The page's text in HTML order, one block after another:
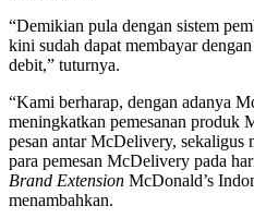
“Demikian pula dengan sistem
kini sudah dapat membayar
debit,” tuturnya.
“Kami berharap, dengan adanya
meningkatkan pemesanan produk
pesan antar McDelivery, sekaligus
para pemesan McDelivery pada
Brand Extension McDonald’s
menambahkan.